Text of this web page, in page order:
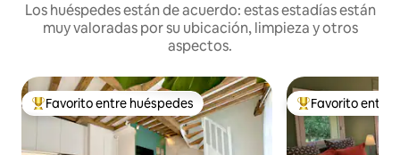
Los huéspedes están de acuerdo: estas estadías están
muy valoradas por su ubicación, limpieza y otros
aspectos.
Favorito entre huéspedes preferido
Favorito entre huéspedes Favorito entre
Favorito entre